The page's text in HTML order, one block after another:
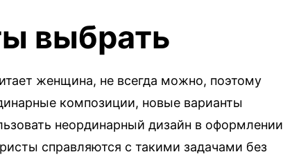
выбрать
женщина, не всегда можно, поэтому
композиции, новые варианты
неординарный дизайн в оформлении
справляются с такими задачами без